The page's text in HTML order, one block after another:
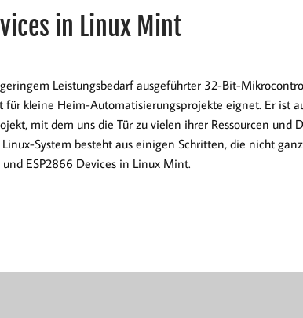
in Linux Mint
Leistungsbedarf ausgeführter 32-Bit-
für kleine Heim-Automatisierungsprojekte eignet. Er ist
mit dem uns die Tür zu vielen ihrer Ressourcen und
System besteht aus einigen Schritten, die nicht ganz
ESP2866 Devices in Linux Mint.